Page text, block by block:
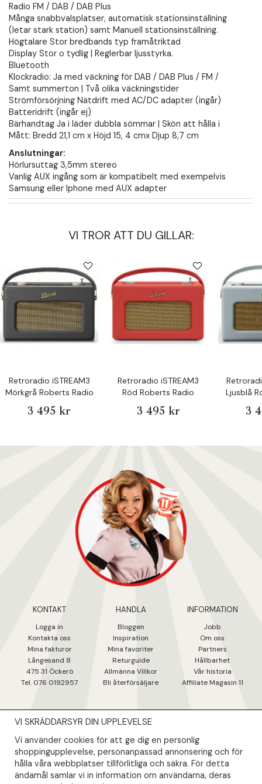
Radio FM / DAB / DAB Plus
Många snabbvalsplatser, automatisk stationsinställning
(letar stark station) samt Manuell stationsinställning.
Högtalare Stor bredbands typ framåtriktad
Display Stor o tydlig | Reglerbar ljusstyrka.
Bluetooth
Klockradio: Ja med väckning för DAB / DAB Plus / FM /
Samt summerton | Två olika väckningstider
Strömförsörjning Nätdrift med AC/DC adapter (ingår)
Batteridrift (ingår ej)
Bärhandtag Ja i läder dubbla sömmar | Skön att hålla i
Mått: Bredd 21,1 cm x Höjd 15, 4 cmx Djup 8,7 cm
Anslutningar:
Hörlursuttag 3,5mm stereo
Vanlig AUX ingång som är kompatibelt med exempelvis
Samsung eller Iphone med AUX adapter
VI TROR ATT DU GILLAR:
Retroradio iSTREAM3
Mörkgrå Roberts Radio
3 495 kr
Retroradio iSTREAM3
Röd Roberts Radio
3 495 kr
Ljusblå
3
KONTAKT
Logga in
Kontakta oss
Mina fakturor
Långesand 8
475 31 Öckerö
Tel. 076 0192957
HANDLA
Bloggen
Inspiration
Mina favoriter
Returguide
Allmänna Villkor
Bli återförsäljare
INFORMATION
Jobb
Om oss
Partners
Hållbarhet
Vår historia
Affiliate Magasin 11
NYHETSBREV
Såklart skall du ta del av våra bästa erbjudanden & nyheter!
VI SKRÄDDARSYR DIN UPPLEVELSE
Vi använder cookies för att ge dig en personlig
shoppingupplevelse, personanpassad annonsering och för
hålla våra webbplatser tillförlitliga och säkra. För detta
ändamål samlar vi in information om användarna, deras